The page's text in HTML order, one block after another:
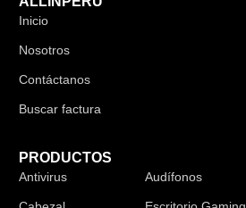
Inicio
Nosotros
Contáctanos
Buscar factura
PRODUCTOS
Antivirus Audífonos